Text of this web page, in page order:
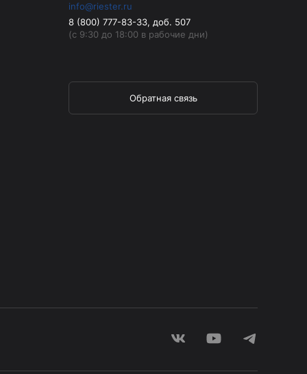
info@riester.ru
8 (800) 777-83-33, доб. 507
(с 9:30 до 18:00 в рабочие дни)
Обратная связь